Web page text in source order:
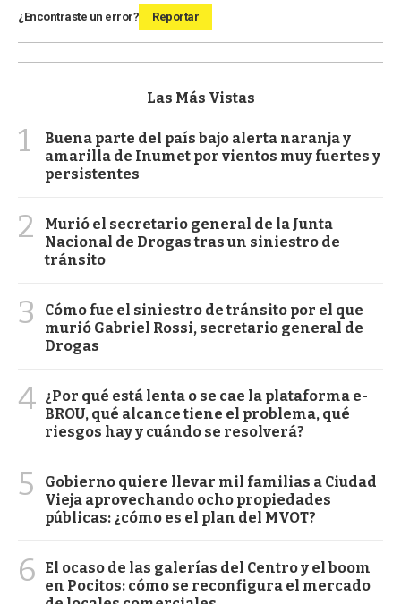
¿Encontraste un error? Reportar
Las Más Vistas
1
Buena parte del país bajo alerta naranja y
amarilla de Inumet por vientos muy fuertes y
persistentes
2
Murió el secretario general de la Junta
Nacional de Drogas tras un siniestro de
tránsito
3
Cómo fue el siniestro de tránsito por el que
murió Gabriel Rossi, secretario general de
Drogas
4 ¿Por qué está lenta o se cae la plataforma e-
BROU, qué alcance tiene el problema, qué
riesgos hay y cuándo se resolverá?
5
Gobierno quiere llevar mil familias a Ciudad
Vieja aprovechando ocho propiedades
públicas: ¿cómo es el plan del MVOT?
6
El ocaso de las galerías del Centro y el boom
en Pocitos: cómo se reconfigura el mercado